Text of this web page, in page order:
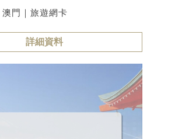
門｜旅遊網卡
詳細資料